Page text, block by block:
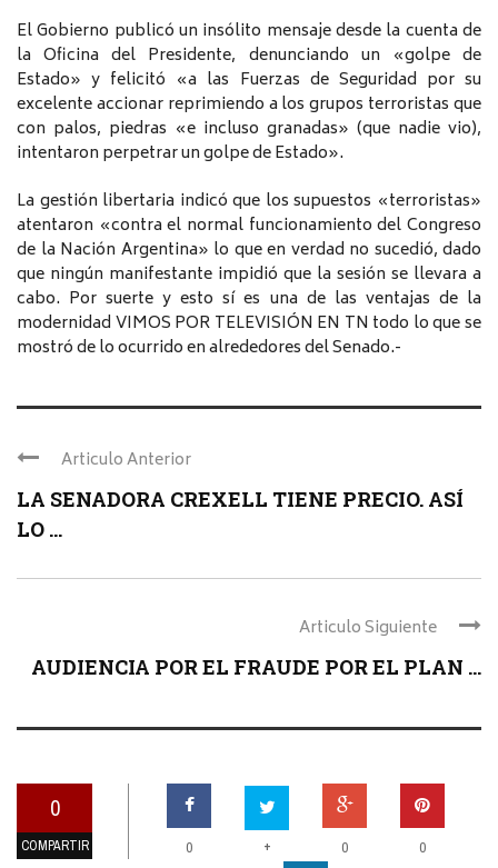
El Gobierno publicó un insólito mensaje desde la cuenta de
la Oficina del Presidente, denunciando un «golpe de
Estado» y felicitó «a las Fuerzas de Seguridad por su
excelente accionar reprimiendo a los grupos terroristas que
con palos, piedras «e incluso granadas» (que nadie vio),
intentaron perpetrar un golpe de Estado».
La gestión libertaria indicó que los supuestos «terroristas»
atentaron «contra el normal funcionamiento del Congreso
de la Nación Argentina» lo que en verdad no sucedió, dado
que ningún manifestante impidió que la sesión se llevara a
cabo. Por suerte y esto sí es una de las ventajas de la
modernidad VIMOS POR TELEVISIÓN EN TN todo lo que se
mostró de lo ocurrido en alrededores del Senado.-
Articulo Anterior
LA SENADORA CREXELL TIENE PRECIO. ASÍ
LO ...
Articulo Siguiente
AUDIENCIA POR EL FRAUDE POR EL PLAN ...
0
COMPARTIR 0 + 0 0